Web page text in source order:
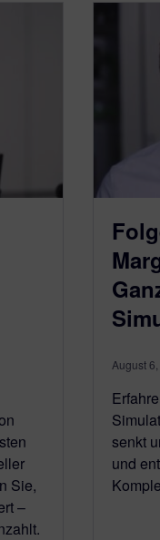
Sie,
–
August
senkt
und